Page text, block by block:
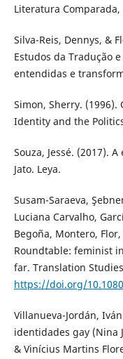
Literatura Comparada,
Silva-Reis, Dennys, &
Estudos da Tradução
entendidas e
Simon, Sherry.
Identity and the
Souza, Jessé. (2017).
Jato. Leya.
Susam-Saraeva,
Luciana Carvalho,
Begoña, Montero,
Roundtable: feminist
far. Translation
https://doi.org/
Villanueva-Jordán,
identidades gay (Nina
& Vinícius Martins